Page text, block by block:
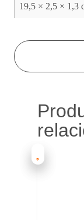
19,5 × 2,5 × 1,3